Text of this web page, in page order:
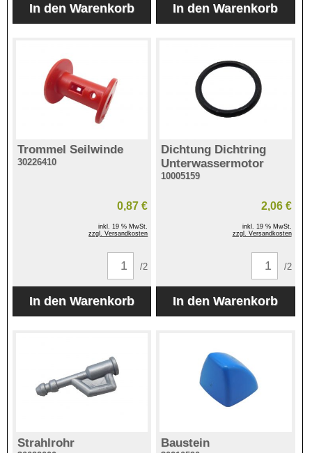
Trommel Seilwinde
30226410
0,87 €
inkl. 19 % MwSt.
zzgl. Versandkosten
/2
Dichtung Dichtring
Unterwassermotor
10005159
2,06 €
inkl. 19 % MwSt.
zzgl. Versandkosten
/2
Strahlrohr Baustein